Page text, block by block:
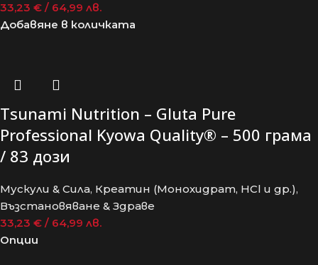
33,23 € / 64,99 лв.
Добавяне в количката
Tsunami Nutrition – Gluta Pure
Professional Kyowa Quality® – 500 грама
/ 83 дози
Мускули & Сила, Креатин (Монохидрат, HCl и др.),
Възстановяване & Здраве
33,23 € / 64,99 лв.
Опции